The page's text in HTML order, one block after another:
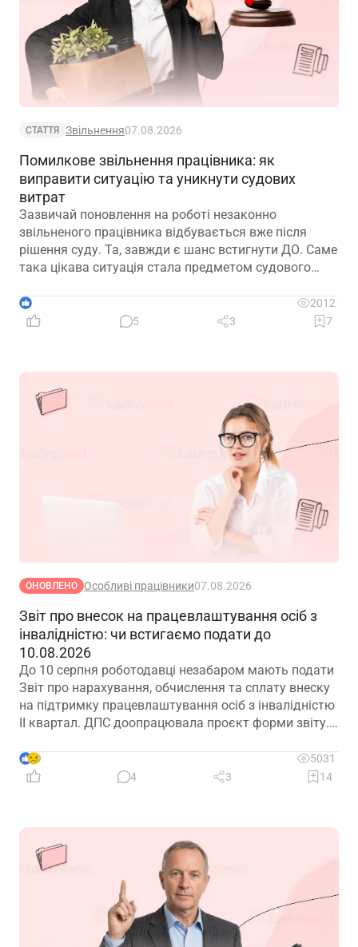
СТАТТЯ Звільнення07.08.2026
Помилкове звільнення працівника: як
виправити ситуацію та уникнути судових
витрат
Зазвичай поновлення на роботі незаконно
звільненого працівника відбувається вже після
рішення суду. Та, завжди є шанс встигнути ДО. Саме
така цікава ситуація стала предметом судового
скасував помилково виданий наказ про звільнення.
Розберемо її докладно
1
2012
5
3 7
ОНОВЛЕНО Особливі працівники07.08.2026
Звіт про внесок на працевлаштування осіб з
інвалідністю: чи встигаємо подати до
10.08.2026
До 10 серпня роботодавці незабаром мають подати
Звіт про нарахування, обчислення та сплату внеску
на підтримку працевлаштування осіб з інвалідністю
ІІ квартал. ДПС доопрацювала проєкт форми звіту.
далі
9
5031
4
3 14